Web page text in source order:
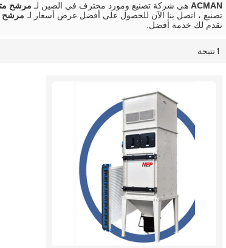
ACMAN هي شركة تصنيع ومورد محترف في الصين لـ مرشح
تصنيع ، اتصل بنا الآن للحصول على أفضل عرض أسعار لـ مرشح
نقدم لك خدمة أفضل.
1 نتيجة